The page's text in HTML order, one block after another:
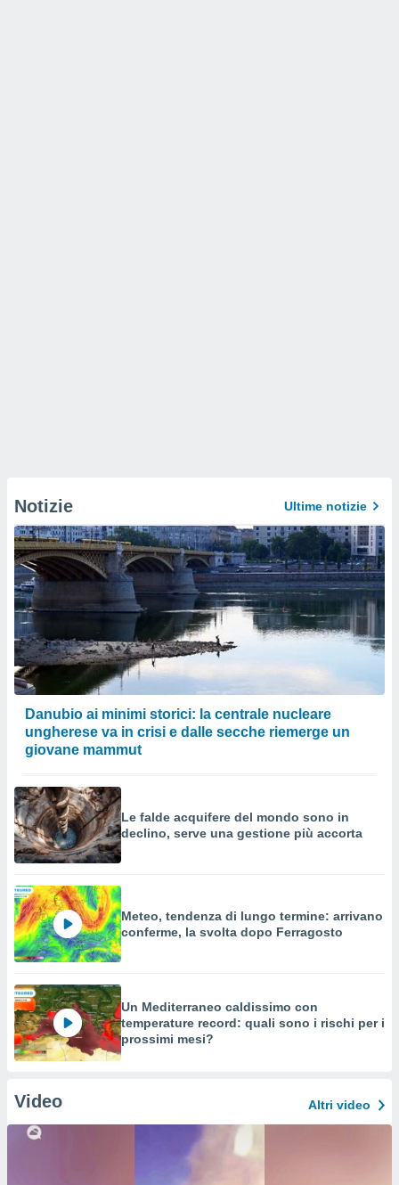
Notizie Ultime notizie
Danubio ai minimi storici: la centrale nucleare
ungherese va in crisi e dalle secche riemerge un
giovane mammut
Le falde acquifere del mondo sono in
declino, serve una gestione più accorta
Meteo, tendenza di lungo termine: arrivano
conferme, la svolta dopo Ferragosto
Un Mediterraneo caldissimo con
temperature record: quali sono i rischi per i
prossimi mesi?
Video Altri video